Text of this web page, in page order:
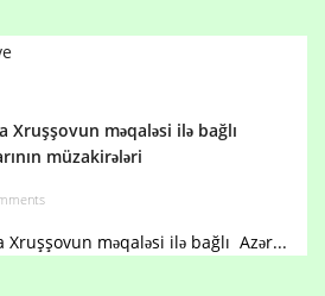
Xruşşovun məqaləsi ilə bağlı
müzakirələri
Xruşşovun məqaləsi ilə bağlı Azər...